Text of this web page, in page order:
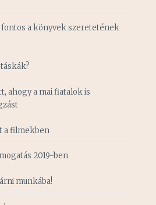
a könyvek szeretetének
ahogy a mai fiatalok is
a filmekben
2019-ben
munkába!